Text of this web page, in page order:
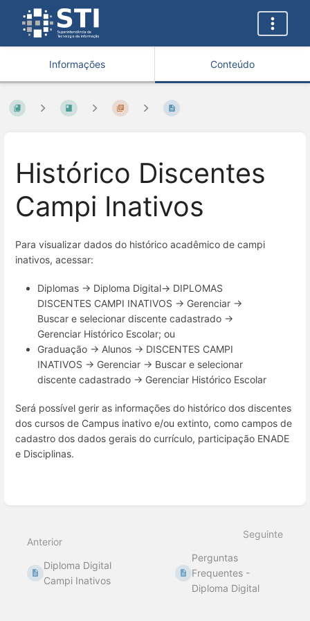
Informações Conteúdo
Histórico Discentes
Campi Inativos
Para visualizar dados do histórico acadêmico de campi
inativos, acessar:
Diplomas → Diploma Digital→ DIPLOMAS
DISCENTES CAMPI INATIVOS → Gerenciar →
Buscar e selecionar discente cadastrado →
Gerenciar Histórico Escolar; ou
Graduação → Alunos → DISCENTES CAMPI
INATIVOS → Gerenciar → Buscar e selecionar
discente cadastrado → Gerenciar Histórico Escolar
Será possível gerir as informações do histórico dos discentes
dos cursos de Campus inativo e/ou extinto, como campos de
cadastro dos dados gerais do currículo, participação ENADE
e Disciplinas.
modo
deAnterior
Diploma Digital
Campi Inativos
Seguinte
Perguntas
Frequentes -
Diploma Digital